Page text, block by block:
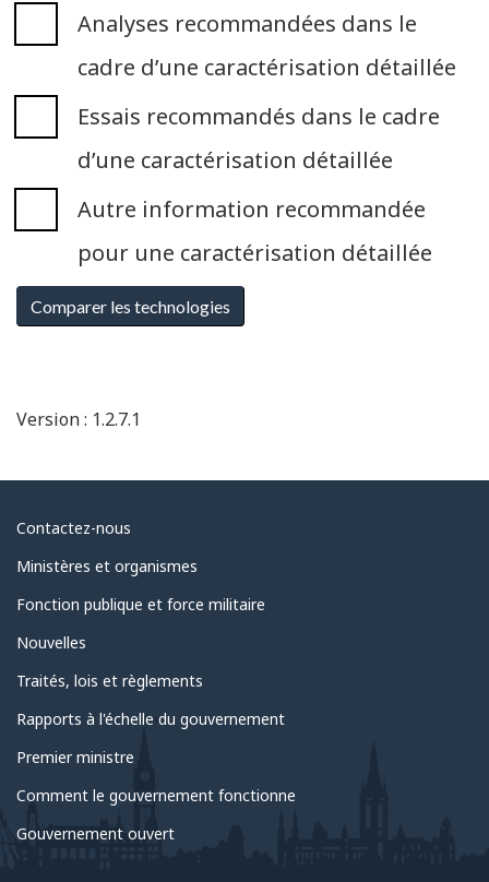
Analyses recommandées dans le
cadre d’une caractérisation détaillée
Essais recommandés dans le cadre
d’une caractérisation détaillée
Autre information recommandée
pour une caractérisation détaillée
Version : 1.2.7.1
Au
sujet
du
gouvernement
Contactez-nous
Ministères et organismes
Fonction publique et force militaire
Nouvelles
Traités, lois et règlements
Rapports à l'échelle du gouvernement
Premier ministre
Comment le gouvernement fonctionne
Gouvernement ouvert